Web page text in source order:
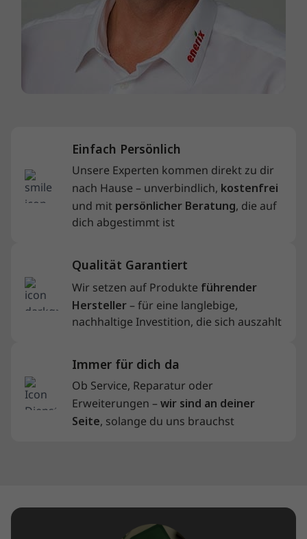
Einfach Persönlich
Unsere Experten kommen direkt zu dir
nach Hause – unverbindlich, kostenfrei
und mit persönlicher Beratung, die auf
dich abgestimmt ist
Qualität Garantiert
Wir setzen auf Produkte führender
Hersteller– für eine langlebige,
nachhaltige Investition, die sich auszahlt
Immer für dich da
Ob Service, Reparatur oder
Erweiterungen –wir sind an deiner
Seite, solange du uns brauchst